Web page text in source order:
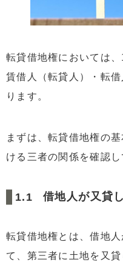
まとめ
転貸借地権においては
賃借人（転貸人）・転
ります。
まずは、転貸借地権の
ける三者の関係を確認し
借地人が又貸
転貸借地権とは、借地
て、第三者に土地を又